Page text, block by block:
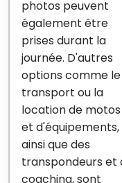
photos peuvent
également être
prises durant la
journée. D'autres
options comme le
transport ou la
location de motos
et d'équipements,
ainsi que des
transpondeurs et
coaching, sont